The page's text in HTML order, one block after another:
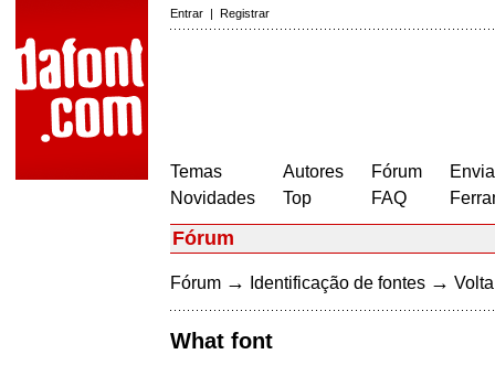
Entrar | Registrar
Temas
Novidades
Autores
Top
Fórum
FAQ
Fórum
Fórum → Identificação de fontes →
What font